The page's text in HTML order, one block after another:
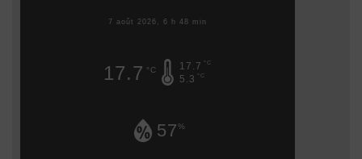
7 août 2026, 6 h 48 min
17.7 °C 17.7 °C
5.3 °C
57%